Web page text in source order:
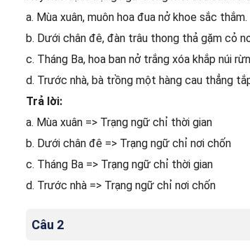
a. Mùa xuân, muôn hoa đua nở khoe sắc thắm.
b. Dưới chân đê, đàn trâu thong thả gặm cỏ
c. Tháng Ba, hoa ban nở trắng xóa khắp núi
d. Trước nhà, bà trồng một hàng cau thẳng
Trả lời:
a. Mùa xuân => Trạng ngữ chỉ thời gian
b. Dưới chân đê => Trạng ngữ chỉ nơi chốn
c. Tháng Ba => Trạng ngữ chỉ thời gian
d. Trước nhà => Trạng ngữ chỉ nơi chốn
Câu 2